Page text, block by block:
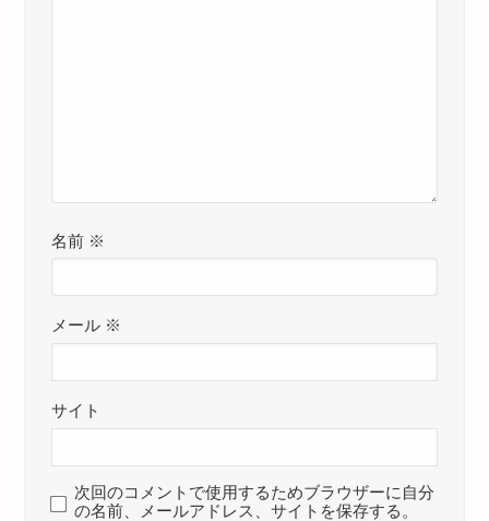
名前 ※
メール ※
サイト
次回のコメントで使用するためブラウザーに自分
の名前、メールアドレス、サイトを保存する。